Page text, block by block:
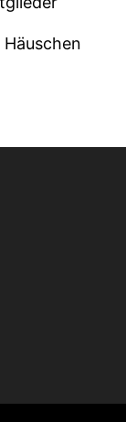
Häuschen